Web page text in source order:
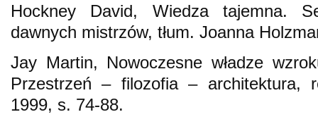
Hockney David, Wiedza tajemna.
dawnych mistrzów, tłum. Joanna
Jay Martin, Nowoczesne władze
Przestrzeń – filozofia – architektura,
1999, s. 74-88.